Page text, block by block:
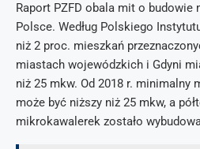
Raport PZFD obala mit o budowie
Polsce. Według Polskiego
niż 2 proc. mieszkań
miastach wojewódzkich i Gdyni
niż 25 mkw. Od 2018 r. minimalny
może być niższy niż 25 mkw, a
mikrokawalerek zostało